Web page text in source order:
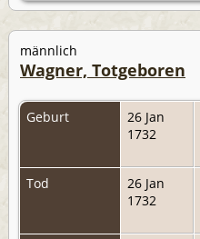
männlich
Wagner, Totgeboren
Geburt
26 Jan
1732
Tod
26 Jan
1732